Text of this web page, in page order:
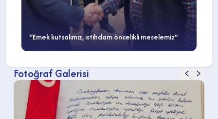
“Emek kutsalımız, istihdam öncelikli meselemiz”
Fotoğraf Galerisi